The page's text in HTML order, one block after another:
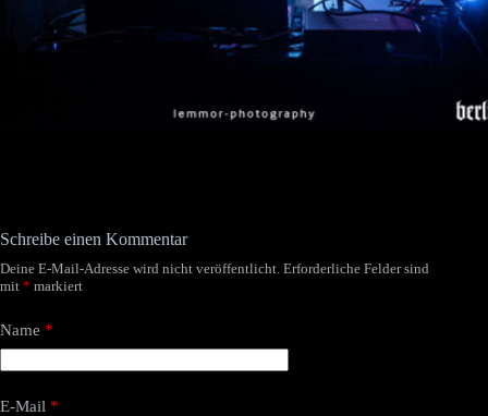
Schreibe einen Kommentar
Deine E-Mail-Adresse wird nicht veröffentlicht. Erforderliche Felder sind
mit * markiert
Name *
E-Mail *